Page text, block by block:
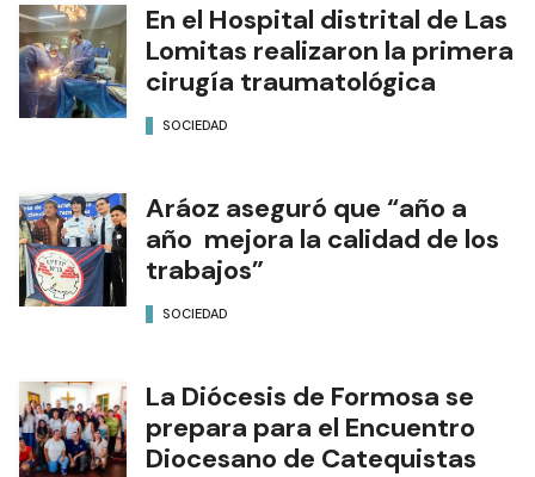
En el Hospital distrital de Las
Lomitas realizaron la primera
cirugía traumatológica
SOCIEDAD
Aráoz aseguró que “año a
año mejora la calidad de los
trabajos”
SOCIEDAD
La Diócesis de Formosa se
prepara para el Encuentro
Diocesano de Catequistas